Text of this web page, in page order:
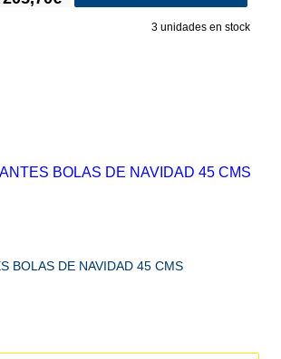
3unidades en stock
BOLAS DE NAVIDAD 45 CMS